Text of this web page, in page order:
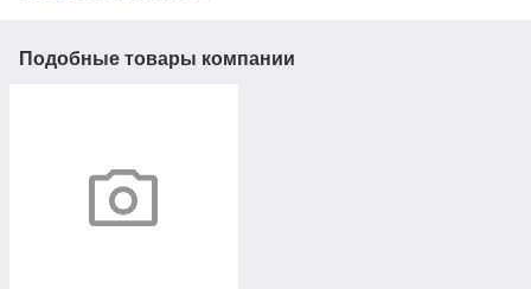
Подобные товары компании